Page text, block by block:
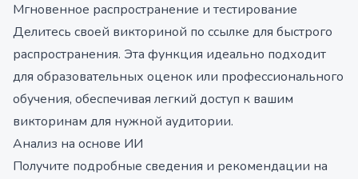
Мгновенное распространение и тестирование
Делитесь своей викториной по ссылке для быстрого
распространения. Эта функция идеально подходит
для образовательных оценок или профессионального
обучения, обеспечивая легкий доступ к вашим
викторинам для нужной аудитории.
Анализ на основе ИИ
Получите подробные сведения и рекомендации на